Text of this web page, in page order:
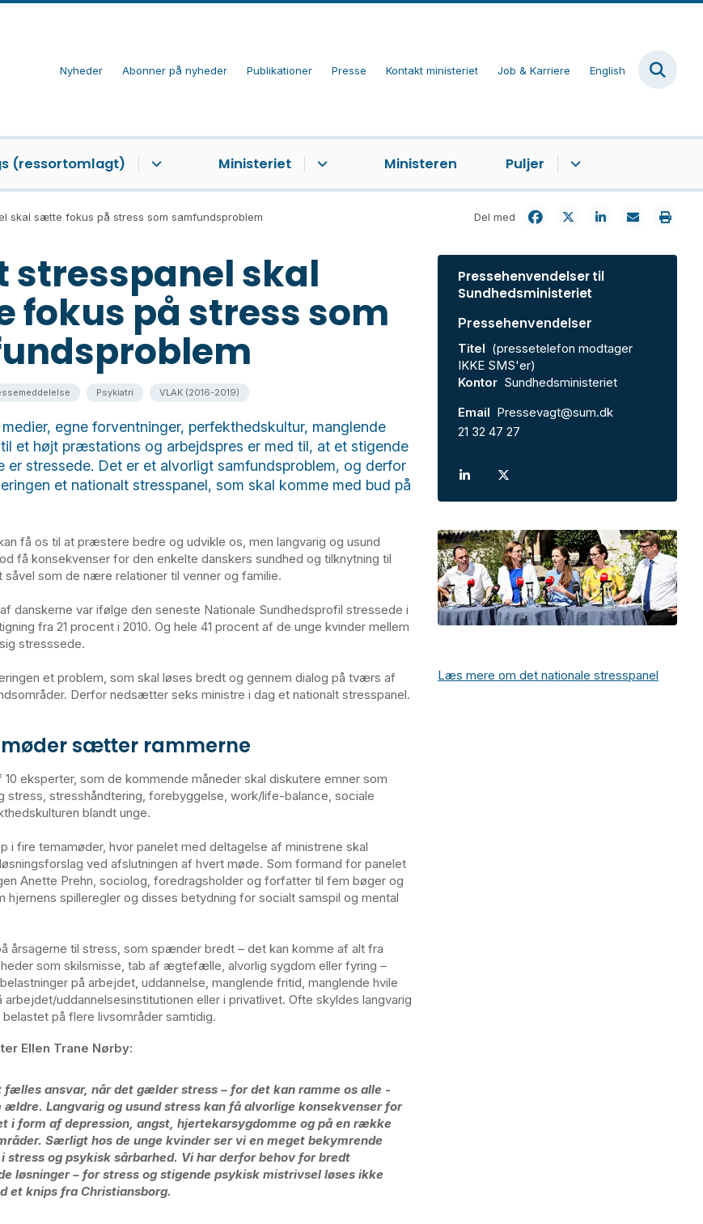
Nyheder Abonner på nyheder Publikationer Presse Kontakt ministeriet Job & Karriere English
(ressortomlagt) Ministeriet Ministeren Puljer
skal sætte fokus på stress som samfundsproblem Del med
stresspanel skal
på stress som
Psykiatri VLAK (2016-2019)
egne forventninger, perfekthedskultur, manglende
et højt præstations og arbejdspres er med til, at et stigende
er stressede. Det er et alvorligt samfundsproblem, og derfor
et nationalt stresspanel, som skal komme med bud på
få os til at præstere bedre og udvikle os, men langvarig og usund
få konsekvenser for den enkelte danskers sundhed og tilknytning til
såvel som de nære relationer til venner og familie.
danskerne var ifølge den seneste Nationale Sundhedsprofil stressede i
fra 21 procent i 2010. Og hele 41 procent af de unge kvinder mellem
stresssede.
et problem, som skal løses bredt og gennem dialog på tværs af
Derfor nedsætter seks ministre i dag et nationalt stresspanel.
sætter rammerne
10 eksperter, som de kommende måneder skal diskutere emner som
stress, stresshåndtering, forebyggelse, work/life-balance, sociale
blandt unge.
i fire temamøder, hvor panelet med deltagelse af ministrene skal
ved afslutningen af hvert møde. Som formand for panelet
Anette Prehn, sociolog, foredragsholder og forfatter til fem bøger og
hjernens spilleregler og disses betydning for socialt samspil og mental
årsagerne til stress, som spænder bredt – det kan komme af alt fra
som skilsmisse, tab af ægtefælle, alvorlig sygdom eller fyring –
på arbejdet, uddannelse, manglende fritid, manglende hvile
arbejdet/uddannelsesinstitutionen eller i privatlivet. Ofte skyldes langvarig
på flere livsområder samtidig.
Ellen Trane Nørby:
fælles ansvar, når det gælder stress – for det kan ramme os alle -
ældre. Langvarig og usund stress kan få alvorlige konsekvenser for
i form af depression, angst, hjertekarsygdomme og på en række
Særligt hos de unge kvinder ser vi en meget bekymrende
stress og psykisk sårbarhed. Vi har derfor behov for bredt
løsninger – for stress og stigende psykisk mistrivsel løses ikke
et knips fra Christiansborg.
Pressehenvendelser til
Sundhedsministeriet
Pressehenvendelser
Titel (pressetelefon modtager
IKKE SMS'er)
Kontor Sundhedsministeriet
Email Pressevagt@sum.dk
21 32 47 27
Læs mere om det nationale stresspanel